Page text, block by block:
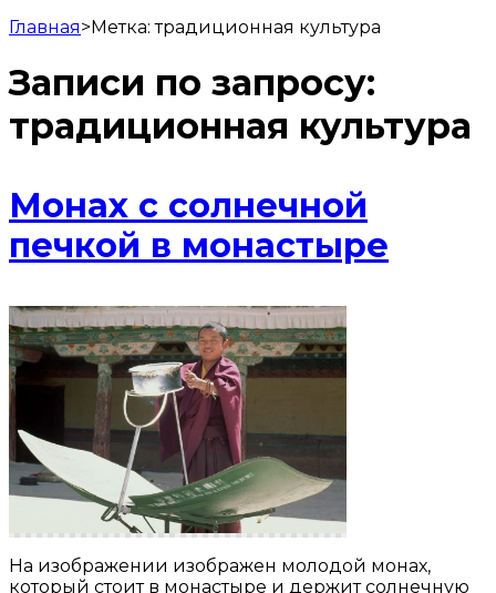
Главная>Метка:традиционная культура
Записи по запросу:
традиционная культура
Монах с солнечной
печкой в монастыре
На изображении изображен молодой монах,
который стоит в монастыре и держит солнечную